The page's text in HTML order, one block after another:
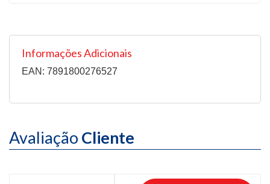
Informações Adicionais
EAN: 7891800276527
Avaliação Cliente